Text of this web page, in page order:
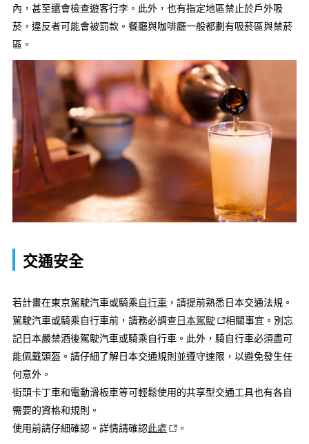
內，甚至還會檢查遊客行李。此外，也有指定地區禁止於戶外吸
菸，違反者可能會被罰款。餐廳與咖啡廳一般都劃有吸菸區與禁菸
區。
交通安全
若計畫在東京駕駛汽車或騎乘自行車 ，請提前熟悉日本交通法規。
駕駛汽車或騎乘自行車前，請務必調查日本駕駛
相關事宜。別忘
記日本嚴禁酒後駕駛汽車或騎乘自行車。此外，騎自行車必須盡可
能佩戴頭盔。請仔細了解日本交通規則並遵守速限，以避免發生任
何意外。
街頭卡丁車和電動滑板車等可輕鬆使用的共享型交通工具也有各自
需要的資格和規則。
使用前請仔細確認。詳情請確認此處 。